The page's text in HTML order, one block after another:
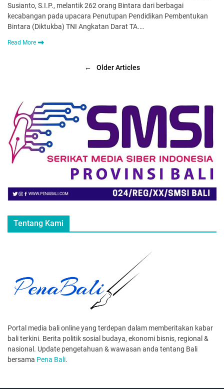
Susianto, S.I.P., melantik 262 orang Bintara dari berbagai
kecabangan pada upacara Penutupan Pendidikan Pembentukan
Bintara (Diktukba) TNI Angkatan Darat TA.…
Read More
← Older Articles
Tentang Kami
Portal media bali online yang terdepan dalam memberitakan kabar
bali terkini. Berita politik sosial budaya, ekonomi bisnis, regional &
nasional. Update pengetahuan & wawasan anda tentang Bali
bersama Pena Bali.